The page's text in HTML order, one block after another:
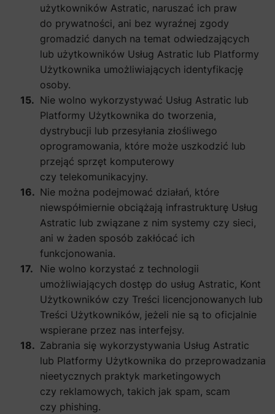
użytkowników Astratic, naruszać ich praw
do prywatności, ani bez wyraźnej zgody
gromadzić danych na temat odwiedzających
lub użytkowników Usług Astratic lub Platformy
Użytkownika umożliwiających identyfikację
osoby.
Nie wolno wykorzystywać Usług Astratic lub
Platformy Użytkownika do tworzenia,
dystrybucji lub przesyłania złośliwego
oprogramowania, które może uszkodzić lub
przejąć sprzęt komputerowy
czy telekomunikacyjny.
Nie można podejmować działań, które
niewspółmiernie obciążają infrastrukturę Usług
Astratic lub związane z nim systemy czy sieci,
ani w żaden sposób zakłócać ich
funkcjonowania.
Nie wolno korzystać z technologii
umożliwiających dostęp do usług Astratic, Kont
Użytkowników czy Treści licencjonowanych lub
Treści Użytkowników, jeżeli nie są to oficjalnie
wspierane przez nas interfejsy.
Zabrania się wykorzystywania Usług Astratic
lub Platformy Użytkownika do przeprowadzania
nieetycznych praktyk marketingowych
czy reklamowych, takich jak spam, scam
czy phishing.